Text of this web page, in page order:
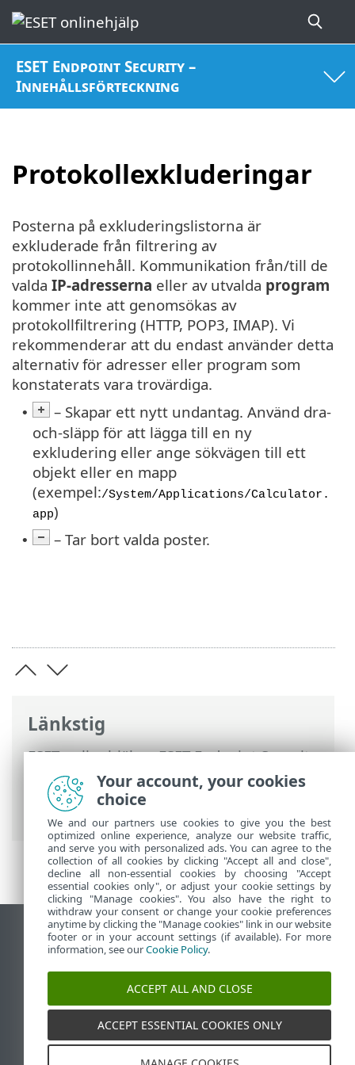
ESET Endpoint Security –
Innehållsförteckning
Protokollexkluderingar
Länkstig
ESET onlinehjälp>ESET Endpoint Security
Programpreferenser>
Detekteringsmotor
Protokollexkluderingar
Posterna på exkluderingslistorna är
exkluderade från filtrering av
protokollinnehåll. Kommunikation från/till de
valda IP-adresserna eller av utvalda program
kommer inte att genomsökas av
protokollfiltrering (HTTP, POP3, IMAP). Vi
rekommenderar att du endast använder detta
alternativ för adresser eller program som
konstaterats vara trovärdiga.
•
– Skapar ett nytt undantag. Använd dra-
och-släpp för att lägga till en ny
exkludering eller ange sökvägen till ett
objekt eller en mapp
(exempel:/System/Applications/Calculator.
app)
• – Tar bort valda poster.
Visa skrivbords-webbplats
End of Life
ESET kunskapsbas
ESET Status Portal
Regional support
Your account, your cookies
choice
We and our partners use cookies to give you the best
optimized online experience, analyze our website traffic,
and serve you with personalized ads. You can agree to the
collection of all cookies by clicking "Accept all and close",
decline all non-essential cookies by choosing "Accept
essential cookies only", or adjust your cookie settings by
clicking "Manage cookies". You also have the right to
withdraw your consent or change your cookie preferences
anytime by clicking the "Manage cookies" link in our website
footer or in your account settings (if available). For more
information, see ourCookie Policy.
ACCEPT ALL AND CLOSE
ACCEPT ESSENTIAL COOKIES ONLY